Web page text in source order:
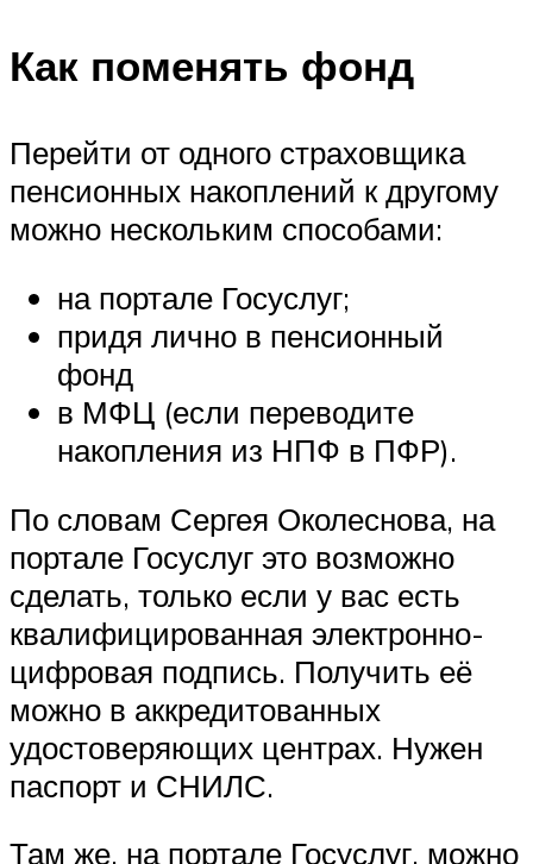
Как поменять фонд
Перейти от одного страховщика
пенсионных накоплений к другому
можно нескольким способами:
на портале Госуслуг;
придя лично в пенсионный
фонд
в МФЦ (если переводите
накопления из НПФ в ПФР).
По словам Сергея Околеснова, на
портале Госуслуг это возможно
сделать, только если у вас есть
квалифицированная электронно-
цифровая подпись. Получить её
можно в аккредитованных
удостоверяющих центрах. Нужен
паспорт и СНИЛС.
Там же, на портале Госуслуг, можно